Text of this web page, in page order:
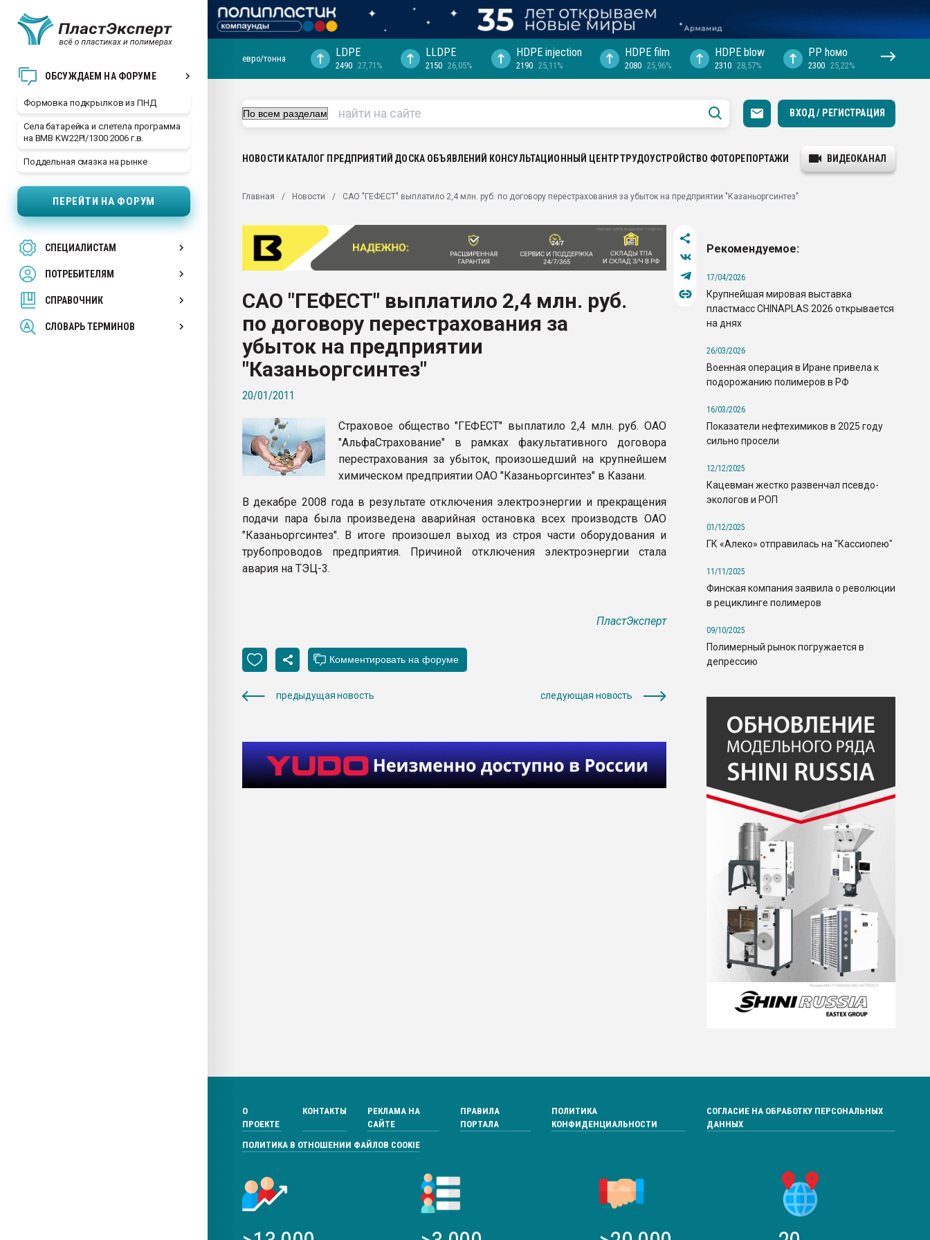
ОБСУЖДАЕМ НА ФОРУМЕ
Формовка подкрылков из ПНД
Села батарейка и слетела программа
на BMB KW22PI/1300 2006 г.в.
Поддельная смазка на рынке
ПЕРЕЙТИ НА ФОРУМ
СПЕЦИАЛИСТАМ
ПОТРЕБИТЕЛЯМ
СПРАВОЧНИК
СЛОВАРЬ ТЕРМИНОВ
29.07.2026 ФРП помог "Ижевскому
Вакуум-формовочные машины:
28.07.2026 Автоматизация выходит на
первый план в переработке
пластмасс
ситуацией на строительном рынке
Всё, что касается выдува ПЭТ
бутылок
ПЕРЕЙТИ НА ФОРУМ
евро/тонна LDPE
2490 27,71%
LLDPE
2150 26,05%
HDPE injection
2190 25,11%
HDPE film
2080 25,96%
HDPE blow
2310 28,57%
PP hомо
2300 25,22%
ВХОД / РЕГИСТРАЦИЯ
НОВОСТИ КАТАЛОГ ПРЕДПРИЯТИЙ ДОСКА ОБЪЯВЛЕНИЙ КОНСУЛЬТАЦИОННЫЙ ЦЕНТРТРУДОУСТРОЙСТВО ФОТОРЕПОРТАЖИ ВИДЕОКАНАЛ
Главная Новости САО "ГЕФЕСТ" выплатило 2,4 млн. руб. по договору перестрахования за убыток на предприятии "Казаньоргсинтез"
САО "ГЕФЕСТ" выплатило 2,4 млн. руб.
по договору перестрахования за
убыток на предприятии
"Казаньоргсинтез"
20/01/2011
Страховое общество "ГЕФЕСТ" выплатило 2,4 млн. руб. ОАО
"АльфаСтрахование" в рамках факультативного договора
перестрахования за убыток, произошедший на крупнейшем
химическом предприятии ОАО "Казаньоргсинтез" в Казани.
В декабре 2008 года в результате отключения электроэнергии и прекращения
подачи пара была произведена аварийная остановка всех производств ОАО
"Казаньоргсинтез". В итоге произошел выход из строя части оборудования и
трубопроводов предприятия. Причиной отключения электроэнергии стала
авария на ТЭЦ-3.
ПластЭксперт
предыдущая новость следующая новость
Рекомендуемое:
17/04/2026
Крупнейшая мировая выставка
пластмасс CHINAPLAS 2026 открывается
на днях
26/03/2026
Военная операция в Иране привела к
подорожанию полимеров в РФ
16/03/2026
Показатели нефтехимиков в 2025 году
сильно просели
12/12/2025
Кацевман жестко развенчал псевдо-
экологов и РОП
01/12/2025
ГК «Алеко» отправилась на "Кассиопею"
11/11/2025
Финская компания заявила о революции
в рециклинге полимеров
09/10/2025
Полимерный рынок погружается в
депрессию
О
ПРОЕКТЕ
КОНТАКТЫ
РЕКЛАМА НА
САЙТЕ
ПРАВИЛА
ПОРТАЛА
ПОЛИТИКА
КОНФИДЕНЦИАЛЬНОСТИ
СОГЛАСИЕ НА ОБРАБОТКУ ПЕРСОНАЛЬНЫХ
ДАННЫХ
ПОЛИТИКА В ОТНОШЕНИИ ФАЙЛОВ COOKIE